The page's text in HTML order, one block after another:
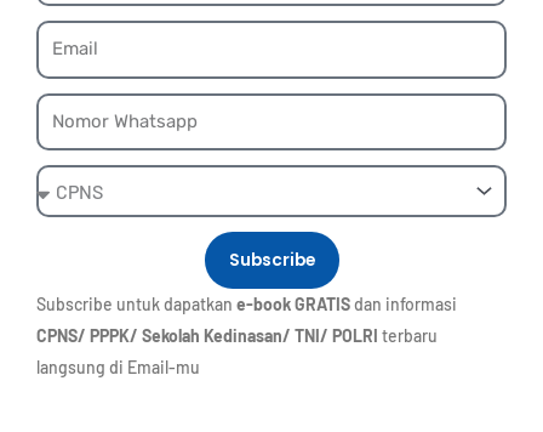
Email
Whatsapp
Ebook
Subscribe
Subscribe untuk dapatkan e-book GRATISdan informasi
CPNS/ PPPK/ Sekolah Kedinasan/ TNI/ POLRI terbaru
langsung di Email-mu